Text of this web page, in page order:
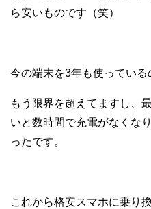
ら安いものです（笑）
今の端末を3年も使っている
もう限界を超えてますし、
いと数時間で充電がなくな
ったです。
これから格安スマホに乗り